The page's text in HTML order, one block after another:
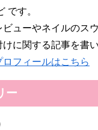
です。
ビューやネイルのス
けに関する記事を書
フィールはこちら
ー